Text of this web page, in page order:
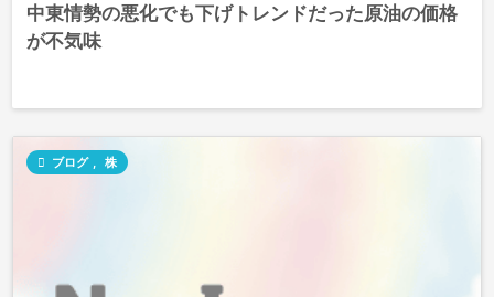
中東情勢の悪化でも下げトレンドだった原油の価格
が不気味
 ブログ , 株